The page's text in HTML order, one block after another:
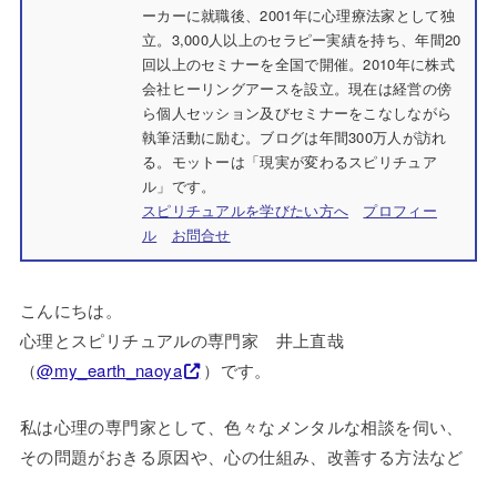
ーカーに就職後、2001年に心理療法家として独
立。3,000人以上のセラピー実績を持ち、年間20
回以上のセミナーを全国で開催。2010年に株式
会社ヒーリングアースを設立。現在は経営の傍
ら個人セッション及びセミナーをこなしながら
執筆活動に励む。ブログは年間300万人が訪れ
る。モットーは「現実が変わるスピリチュア
ル」です。
スピリチュアルを学びたい方へ
プロフィー
ル
お問合せ
こんにちは。
心理とスピリチュアルの専門家 井上直哉
（@my_earth_naoya ）です。
私は心理の専門家として、色々なメンタルな相談を伺い、
その問題がおきる原因や、心の仕組み、改善する方法など